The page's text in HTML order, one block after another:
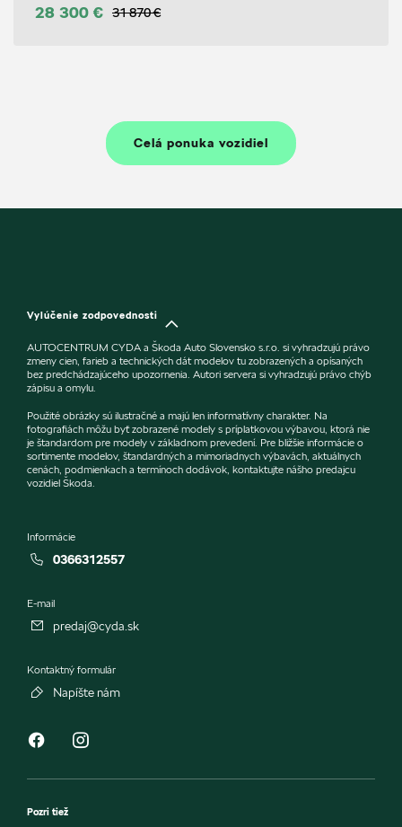
28 300 € 31 870 €
Celá ponuka vozidiel
Vylúčenie zodpovednosti
AUTOCENTRUM CYDA a Škoda Auto Slovensko s.r.o. si vyhradzujú právo
zmeny cien, farieb a technických dát modelov tu zobrazených a opísaných
bez predchádzajúceho upozornenia. Autori servera si vyhradzujú právo chýb
zápisu a omylu.
Použité obrázky sú ilustračné a majú len informatívny charakter. Na
fotografiách môžu byť zobrazené modely s príplatkovou výbavou, ktorá nie
je štandardom pre modely v základnom prevedení. Pre bližšie informácie o
sortimente modelov, štandardných a mimoriadnych výbavách, aktuálnych
cenách, podmienkach a termínoch dodávok, kontaktujte nášho predajcu
vozidiel Škoda.
Informácie
0366312557
E-mail
predaj@cyda.sk
Kontaktný formulár
Napíšte nám
Pozri tiež